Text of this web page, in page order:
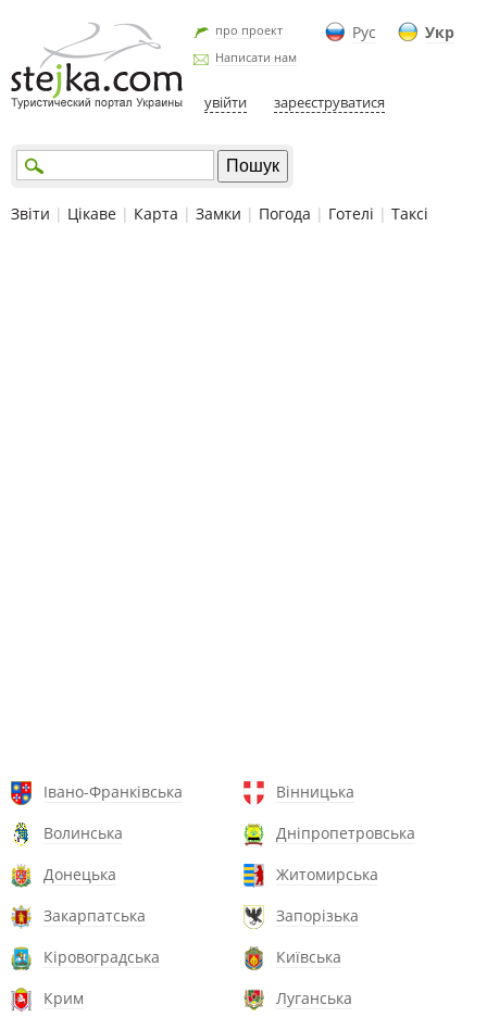
Рус Укр
про проект
Написати нам
увійти зареєструватися
Звіти | Цікаве | Карта | Замки | Погода | Готелі | Таксі
Івано-Франківська
Вінницька
Волинська
Дніпропетровська
Донецька
Житомирська
Закарпатська
Запорізька
Кіровоградська
Київська
Крим
Луганська